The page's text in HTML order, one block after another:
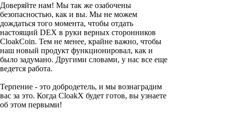
Доверяйте нам! Мы так же озабочены
безопасностью, как и вы. Мы не можем
дождаться того момента, чтобы отдать
настоящий DEX в руки верных сторонников
CloakCoin. Тем не менее, крайне важно, чтобы
наш новый продукт функционировал, как и
было задумано. Другими словами, у нас все еще
ведется работа.
Терпение - это добродетель, и мы вознаградим
вас за это. Когда CloakX будет готов, вы узнаете
об этом первыми!